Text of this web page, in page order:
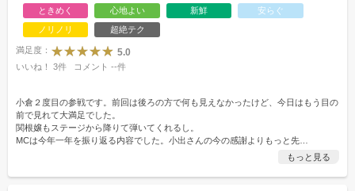
ときめく
心地よい 新鮮
安らぐ
ノリノリ
超絶テク
満足度： 5.0
いいね！ 3件 コメント --件
小倉２度目の参戦です。前回は後ろの方で何も見えなかったけど、今日はもう目の
前で見れて大満足でした。
関根嬢もステージから降りて弾いてくれるし。
MCは今年一年を振り返る内容でした。小出さんの今の感謝よりもっと先
もっと見る